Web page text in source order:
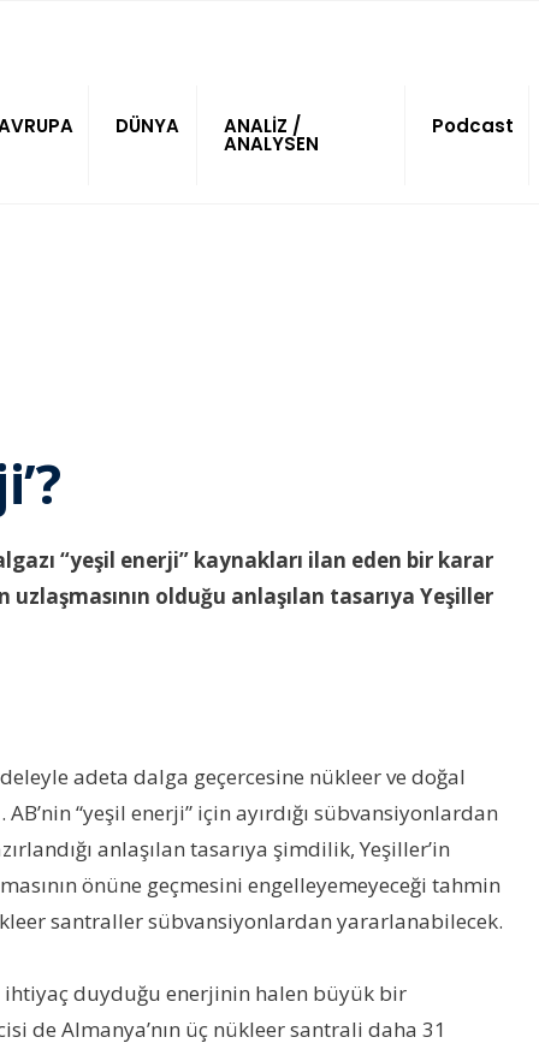
DÜNYA ANALİZ /
ANALYSEN
Podcast
“yeşil enerji” kaynakları ilan eden bir karar
olduğu anlaşılan tasarıya Yeşiller
adeta dalga geçercesine nükleer ve doğal
“yeşil enerji” için ayırdığı sübvansiyonlardan
anlaşılan tasarıya şimdilik, Yeşiller’in
önüne geçmesini engelleyemeyeceği tahmin
santraller sübvansiyonlardan yararlanabilecek.
ihtiyaç duyduğu enerjinin halen büyük bir
de Almanya’nın üç nükleer santrali daha 31